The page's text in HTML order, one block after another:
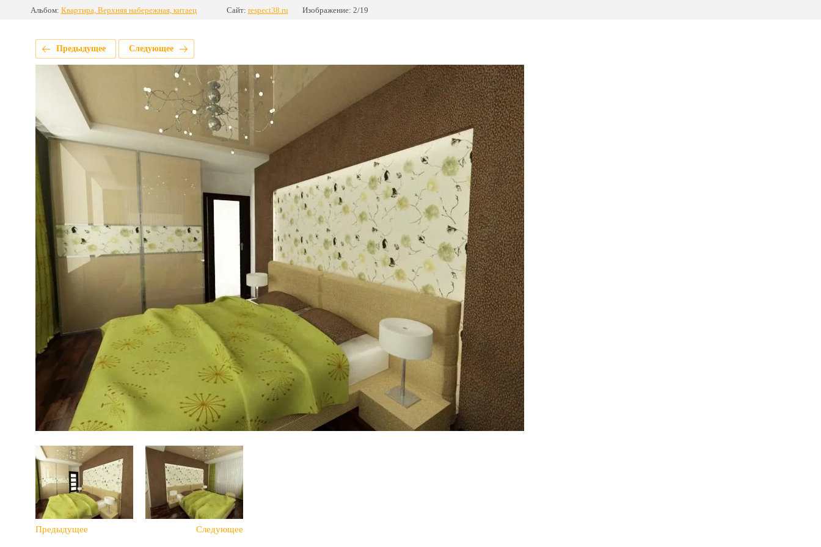
Альбом: Квартира, Верхняя набережная, китаец Сайт: respect38.ru Изображение: 2/19
Предыдущее Следующее
Предыдущее Следующее